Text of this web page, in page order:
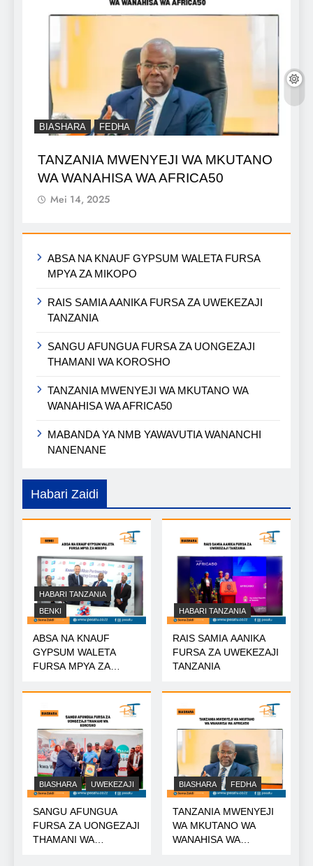
BIASHARA FEDHA
TANZANIA MWENYEJI WA MKUTANO
WA WANAHISA WA AFRICA50
Mei 14, 2025
ABSA NA KNAUF GYPSUM WALETA FURSA
MPYA ZA MIKOPO
RAIS SAMIA AANIKA FURSA ZA UWEKEZAJI
TANZANIA
SANGU AFUNGUA FURSA ZA UONGEZAJI
THAMANI WA KOROSHO
TANZANIA MWENYEJI WA MKUTANO WA
WANAHISA WA AFRICA50
MABANDA YA NMB YAWAVUTIA WANANCHI
NANENANE
Habari Zaidi
HABARI TANZANIA
BENKI
ABSA NA KNAUF
GYPSUM WALETA
FURSA MPYA ZA
HABARI TANZANIA
RAIS SAMIA AANIKA
FURSA ZA UWEKEZAJI
TANZANIA
BIASHARA UWEKEZAJI
SANGU AFUNGUA
FURSA ZA UONGEZAJI
THAMANI WA
BIASHARA FEDHA
TANZANIA MWENYEJI
WA MKUTANO WA
WANAHISA WA